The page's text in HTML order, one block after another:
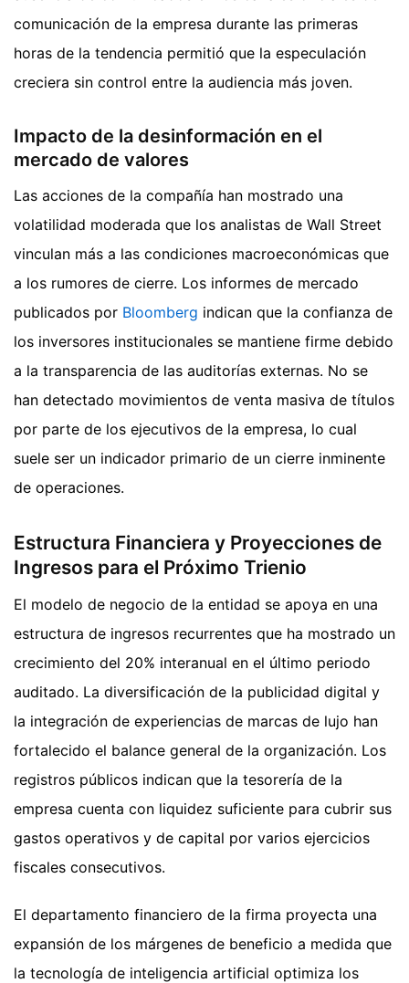
comunicación de la empresa durante las primeras
horas de la tendencia permitió que la especulación
creciera sin control entre la audiencia más joven.
Impacto de la desinformación en el
mercado de valores
Las acciones de la compañía han mostrado una
volatilidad moderada que los analistas de Wall Street
vinculan más a las condiciones macroeconómicas que
a los rumores de cierre. Los informes de mercado
publicados por Bloomberg indican que la confianza de
los inversores institucionales se mantiene firme debido
a la transparencia de las auditorías externas. No se
han detectado movimientos de venta masiva de títulos
por parte de los ejecutivos de la empresa, lo cual
suele ser un indicador primario de un cierre inminente
de operaciones.
Estructura Financiera y Proyecciones de
Ingresos para el Próximo Trienio
El modelo de negocio de la entidad se apoya en una
estructura de ingresos recurrentes que ha mostrado un
crecimiento del 20% interanual en el último periodo
auditado. La diversificación de la publicidad digital y
la integración de experiencias de marcas de lujo han
fortalecido el balance general de la organización. Los
registros públicos indican que la tesorería de la
empresa cuenta con liquidez suficiente para cubrir sus
gastos operativos y de capital por varios ejercicios
fiscales consecutivos.
El departamento financiero de la firma proyecta una
expansión de los márgenes de beneficio a medida que
la tecnología de inteligencia artificial optimiza los